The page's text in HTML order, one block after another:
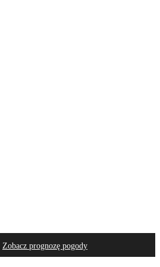
Zobacz prognozę pogody